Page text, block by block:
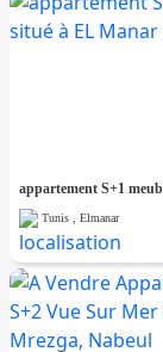
Tunis , Elmanar